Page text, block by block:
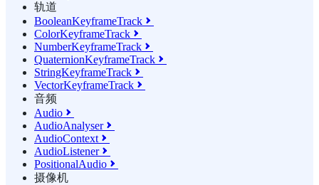
轨道
BooleanKeyframeTrack 
ColorKeyframeTrack 
NumberKeyframeTrack 
QuaternionKeyframeTrack 
StringKeyframeTrack 
VectorKeyframeTrack 
音频
Audio 
AudioAnalyser
AudioContext 
AudioListener
PositionalAudio 
摄像机